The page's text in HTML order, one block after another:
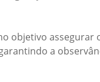
objetivo
a